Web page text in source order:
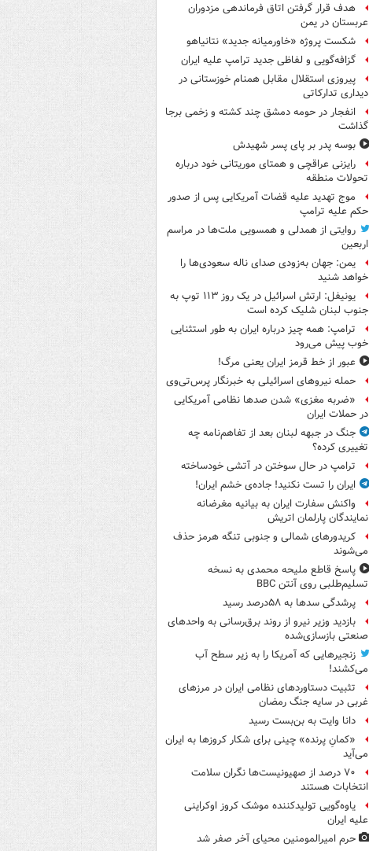
هدف قرار گرفتن اتاق‌ فرماندهی مزدوران
عربستان در یمن
شکست پروژه «خاورمیانه جدید» نتانیاهو
گزافه‌گویی و لفاظی جدید ترامپ علیه ایران
پیروزی استقلال مقابل همنام خوزستانی در
دیداری تدارکاتی
انفجار در حومه دمشق چند کشته و زخمی برجا
گذاشت
بوسه‌ پدر بر پای پسر شهیدش
رایزنی عراقچی و همتای موریتانی خود درباره
تحولات منطقه
موج تهدید علیه قضات آمریکایی پس از صدور
حکم علیه ترامپ
روایتی از همدلی و همسویی ملت‌ها در مراسم
اربعین
یمن: جهان به‌زودی صدای ناله سعودی‌ها را
خواهد شنید
یونیفل: ارتش اسرائیل در یک روز ۱۱۳ توپ به
جنوب لبنان شلیک کرده است
ترامپ: همه چیز درباره ایران به طور استثنایی
خوب پیش می‌رود
عبور از خط قرمز ایران یعنی مرگ!
حمله نیروهای اسرائیلی به خبرنگار پرس‌تی‌وی
«ضربه مغزی» شدن صدها نظامی آمریکایی
در حملات ایران
جنگ در جبهه لبنان بعد از تفاهم‌نامه چه
تغییری کرده؟
ترامپ در حال سوختن در آتشی خودساخته
ایران را تست نکنید! جاده‌ی خشم ایران!
واکنش سفارت ایران به بیانیه مغرضانه
نمایندگان پارلمان اتریش
کریدورهای شمالی و جنوبی تنگه هرمز حذف
می‌شوند
پاسخ قاطع ملیحه محمدی به نسخه
تسلیم‌طلبی روی آنتن BBC
پرشدگی سدها به ۵۸درصد رسید
بازدید وزیر نیرو از روند برق‌رسانی به واحدهای
صنعتی بازسازی‌شده
زنجیرهایی که آمریکا را به زیر سطح آب
می‌کشند!
تثبیت دستاوردهای نظامی ایران در مرزهای
غربی در سایه جنگ رمضان
دانا وایت به بن‌بست رسید
«کمانِ پرنده» چینی برای شکار کروزها به ایران
می‌آید
۷۰ درصد از صهیونیست‌ها نگران سلامت
انتخابات هستند
یاوه‌گویی تولیدکننده موشک کروز اوکراینی
علیه ایران
حرم امیرالمومنین محیای آخر صفر شد